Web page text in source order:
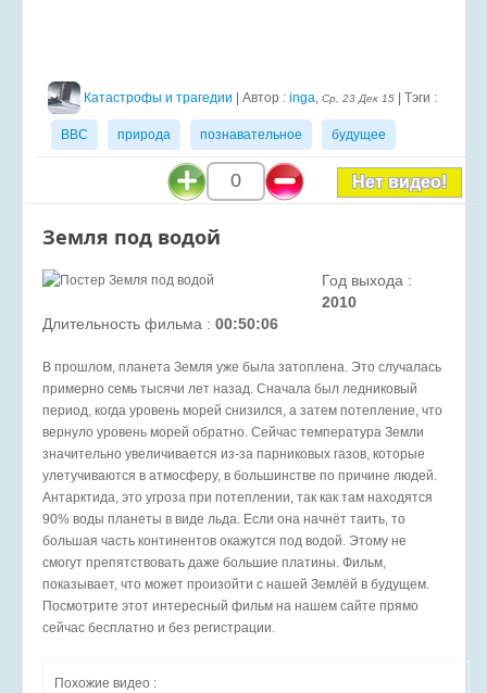
Катастрофы и трагедии | Автор : inga, Ср, 23 Дек 15 | Тэги :
BBC природа познавательное будущее
0 Нет видео!
Земля под водой
Год выхода :
2010
Длительность фильма : 00:50:06
В прошлом, планета Земля уже была затоплена. Это случалась
примерно семь тысячи лет назад. Сначала был ледниковый
период, когда уровень морей снизился, а затем потепление, что
вернуло уровень морей обратно. Сейчас температура Земли
значительно увеличивается из-за парниковых газов, которые
улетучиваются в атмосферу, в большинстве по причине людей.
Антарктида, это угроза при потеплении, так как там находятся
90% воды планеты в виде льда. Если она начнёт таить, то
большая часть континентов окажутся под водой. Этому не
смогут препятствовать даже большие платины. Фильм,
показывает, что может произойти с нашей Землёй в будущем.
Посмотрите этот интересный фильм на нашем сайте прямо
сейчас бесплатно и без регистрации.
Похожие видео :